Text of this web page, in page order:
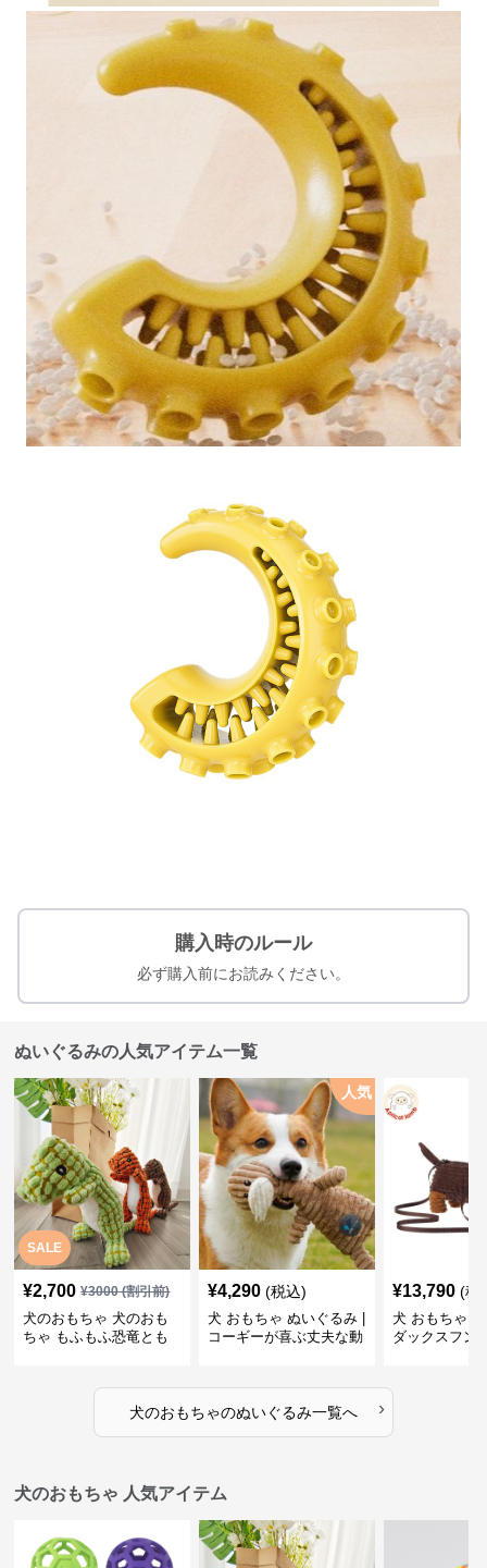
購入時のルール
必ず購入前にお読みください。
ぬいぐるみの人気アイテム一覧
SALE
¥2,700 ¥3000(割引前)
犬のおもちゃ 犬のおも
ちゃ もふもふ恐竜とも
人気
¥4,290 (税込)
犬 おもちゃ ぬいぐるみ |
コーギーが喜ぶ丈夫な動
¥13,790 (税
犬 おもちゃ
ダックスフン
犬のおもちゃのぬいぐるみ一覧へ ›
犬のおもちゃ 人気アイテム